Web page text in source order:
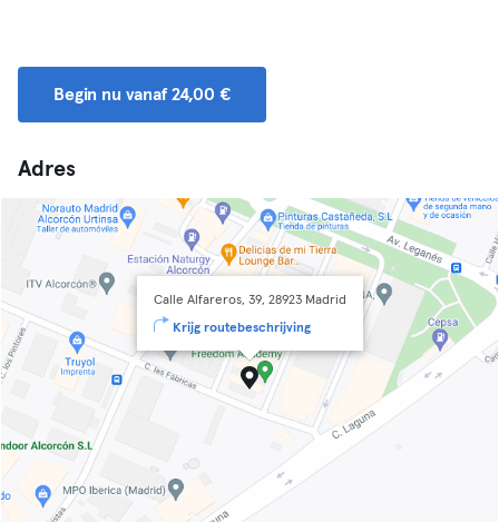
Begin nu vanaf 24,00 €
Adres
Calle Alfareros, 39, 28923 Madrid
Krijg routebeschrijving